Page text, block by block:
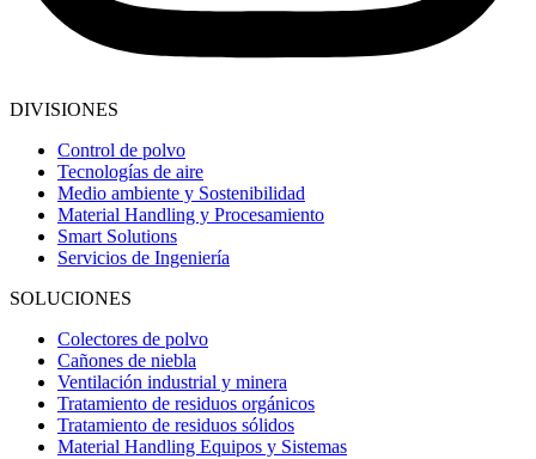
DIVISIONES
Control de polvo
Tecnologías de aire
Medio ambiente y Sostenibilidad
Material Handling y Procesamiento
Smart Solutions
Servicios de Ingeniería
SOLUCIONES
Colectores de polvo
Cañones de niebla
Ventilación industrial y minera
Tratamiento de residuos orgánicos
Tratamiento de residuos sólidos
Material Handling Equipos y Sistemas